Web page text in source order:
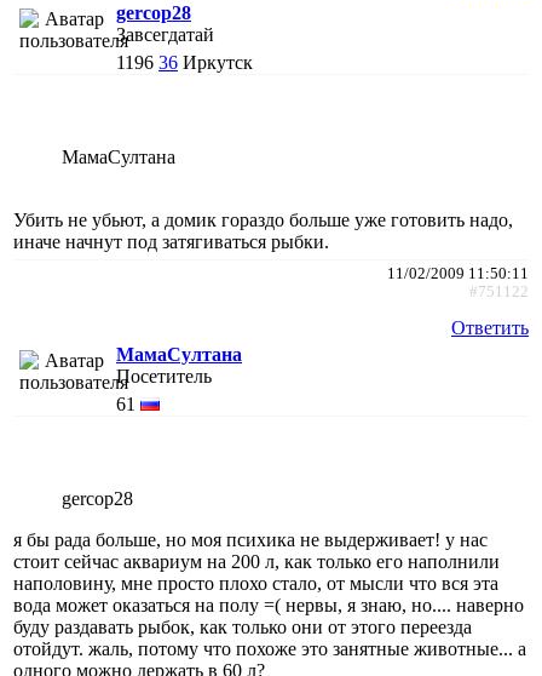
gercop28
Завсегдатай
1196 36 Иркутск
МамаСултана
Убить не убьют, а домик гораздо больше уже готовить надо,
иначе начнут под затягиваться рыбки.
11/02/2009 11:50:11
#751122
Ответить
МамаСултана
Посетитель
61
gercop28
я бы рада больше, но моя психика не выдерживает! у нас
стоит сейчас аквариум на 200 л, как только его наполнили
наполовину, мне просто плохо стало, от мысли что вся эта
вода может оказаться на полу =( нервы, я знаю, но.... наверно
буду раздавать рыбок, как только они от этого переезда
отойдут. жаль, потому что похоже это занятные животные... а
одного можно держать в 60 л?